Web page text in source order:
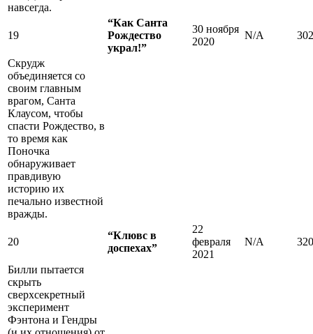
навсегда.
19
“Как Санта
Рождество
украл!”
30 ноября
2020
N/A 302
Скрудж
объединяется со
своим главным
врагом, Санта
Клаусом, чтобы
спасти Рождество, в
то время как
Поночка
обнаруживает
правдивую
историю их
печально известной
вражды.
20
“Клювс в
доспехах”
22
февраля
2021
N/A 320
Билли пытается
скрыть
сверхсекретный
эксперимент
Фэнтона и Гендры